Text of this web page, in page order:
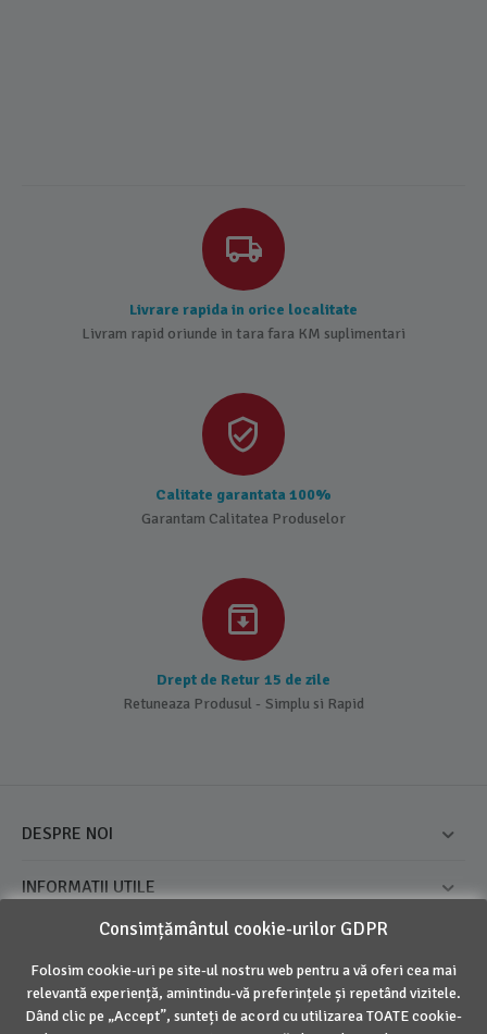
Livrare rapida in orice localitate
Livram rapid oriunde in tara fara KM suplimentari
Calitate garantata 100%
Garantam Calitatea Produselor
Drept de Retur 15 de zile
Retuneaza Produsul - Simplu si Rapid
DESPRE NOI
INFORMATII UTILE
CONTUL MEU
CONTACT
Consimțământul cookie-urilor GDPR
Folosim cookie-uri pe site-ul nostru web pentru a vă oferi cea mai
relevantă experiență, amintindu-vă preferințele și repetând vizitele.
Dând clic pe „Accept”, sunteți de acord cu utilizarea TOATE cookie-